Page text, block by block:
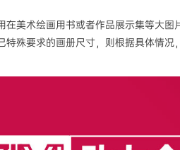
在美术绘画用书或者作品展示集等大图
特殊要求的画册尺寸，则根据具体情况